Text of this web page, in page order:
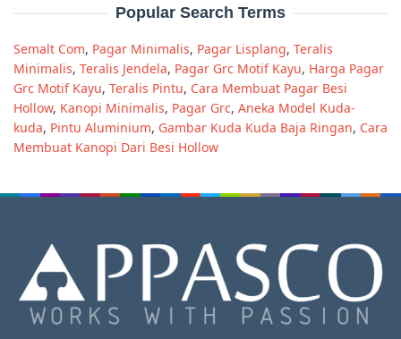
Popular Search Terms
Semalt Com, Pagar Minimalis, Pagar Lisplang, Teralis
Minimalis, Teralis Jendela, Pagar Grc Motif Kayu, Harga Pagar
Grc Motif Kayu, Teralis Pintu, Cara Membuat Pagar Besi
Hollow, Kanopi Minimalis, Pagar Grc, Aneka Model Kuda-
kuda, Pintu Aluminium, Gambar Kuda Kuda Baja Ringan, Cara
Membuat Kanopi Dari Besi Hollow